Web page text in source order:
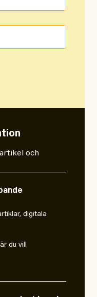
och
digitala
du vill